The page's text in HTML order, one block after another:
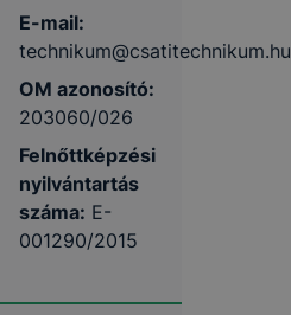
E-mail:
technikum@csatitechnikum.hu
OM azonosító:
203060/026
Felnőttképzési
nyilvántartás
száma: E-
001290/2015